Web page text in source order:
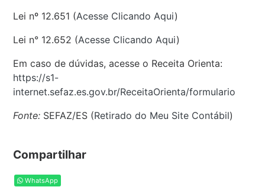
Lei nº 12.651 (Acesse Clicando Aqui)
Lei n° 12.652 (Acesse Clicando Aqui)
Em caso de dúvidas, acesse o Receita Orienta:
https://s1-
internet.sefaz.es.gov.br/ReceitaOrienta/formulario
Fonte: SEFAZ/ES (Retirado do Meu Site Contábil)
Compartilhar
WhatsApp